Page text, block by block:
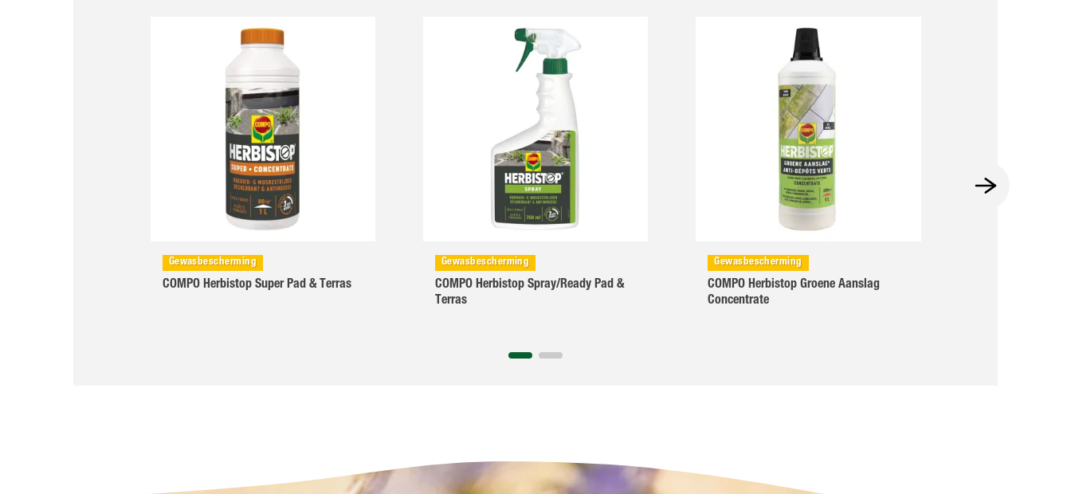
Gewasbescherming
COMPO Herbistop Super Pad & Terras
Gewasbescherming
COMPO Herbistop Spray/Ready Pad &
Terras
Gewasbescherming
COMPO Herbistop Groene Aanslag
Concentrate